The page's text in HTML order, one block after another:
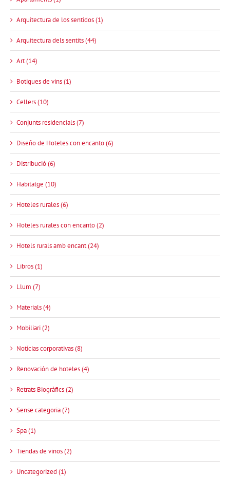
Arquitectura de los sentidos (1)
Arquitectura dels sentits (44)
Art (14)
Botigues de vins (1)
Cellers (10)
Conjunts residencials (7)
Diseño de Hoteles con encanto (6)
Distribució (6)
Habitatge (10)
Hoteles rurales (6)
Hoteles rurales con encanto (2)
Hotels rurals amb encant (24)
Libros (1)
Llum (7)
Materials (4)
Mobiliari (2)
Notícias corporativas (8)
Renovación de hoteles (4)
Retrats Biogràfics (2)
Sense categoria (7)
Spa (1)
Tiendas de vinos (2)
Uncategorized (1)